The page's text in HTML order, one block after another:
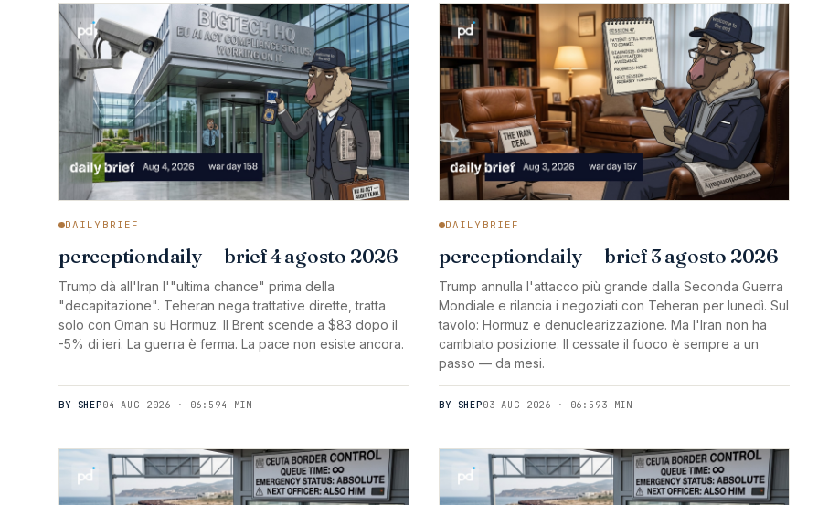
DAILYBRIEF
perceptiondaily — brief 4 agosto 2026
Trump dà all'Iran l'"ultima chance" prima della
"decapitazione". Teheran nega trattative dirette, tratta
solo con Oman su Hormuz. Il Brent scende a $83 dopo il
-5% di ieri. La guerra è ferma. La pace non esiste ancora.
BY SHEP04 AUG 2026 · 06:594 MIN
DAILYBRIEF
perceptiondaily — brief 3 agosto 2026
Trump annulla l'attacco più grande dalla Seconda Guerra
Mondiale e rilancia i negoziati con Teheran per lunedì. Sul
tavolo: Hormuz e denuclearizzazione. Ma l'Iran non ha
cambiato posizione. Il cessate il fuoco è sempre a un
passo — da mesi.
BY SHEP03 AUG 2026 · 06:593 MIN